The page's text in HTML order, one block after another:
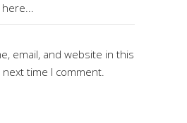
email, and website in this
time I comment.